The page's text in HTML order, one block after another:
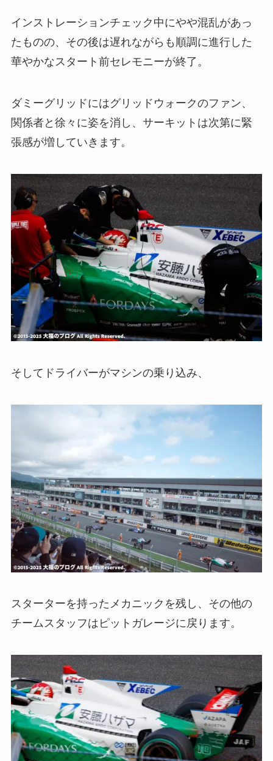
インストレーションチェック中にやや混乱があっ
たものの、その後は遅れながらも順調に進行した
華やかなスタート前セレモニーが終了。
ダミーグリッドにはグリッドウォークのファン、
関係者と徐々に姿を消し、サーキットは次第に緊
張感が増していきます。
そしてドライバーがマシンの乗り込み、
スターターを持ったメカニックを残し、その他の
チームスタッフはピットガレージに戻ります。